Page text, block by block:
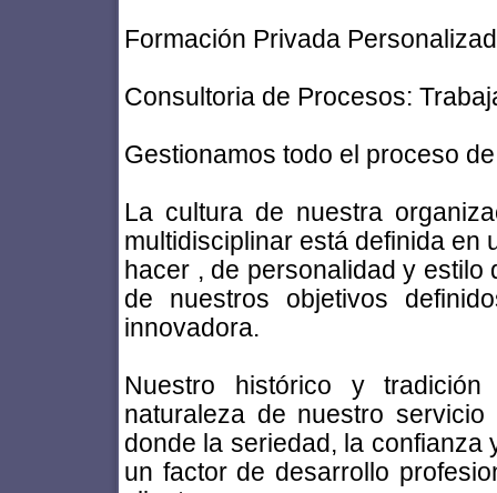
Formación Privada
Consultoria de Procesos:
Gestionamos todo el proceso
La cultura de nuestra
multidisciplinar está definida en
hacer , de personalidad y
de nuestros objetivos
innovadora.
Nuestro histórico y
naturaleza de nuestro
donde la seriedad, la
un factor de desarrollo